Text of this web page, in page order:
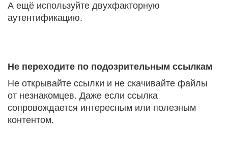
А ещё используйте двухфакторную
аутентификацию.
Не переходите по подозрительным ссылкам
Не открывайте ссылки и не скачивайте файлы
от незнакомцев. Даже если ссылка
сопровождается интересным или полезным
контентом.